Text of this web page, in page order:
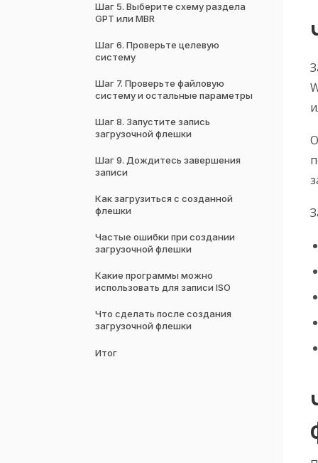
Шаг 5. Выберите схему раздела
GPT или MBR
Шаг 6. Проверьте целевую
систему
Шаг 7. Проверьте файловую
систему и остальные параметры
Шаг 8. Запустите запись
загрузочной флешки
Шаг 9. Дождитесь завершения
записи
Как загрузиться с созданной
флешки
Частые ошибки при создании
загрузочной флешки
Какие программы можно
использовать для записи ISO
Что сделать после создания
загрузочной флешки
Итог